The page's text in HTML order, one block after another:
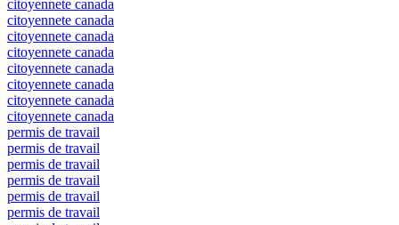
citoyennete canada
citoyennete canada
citoyennete canada
citoyennete canada
citoyennete canada
citoyennete canada
citoyennete canada
citoyennete canada
permis de travail
permis de travail
permis de travail
permis de travail
permis de travail
permis de travail